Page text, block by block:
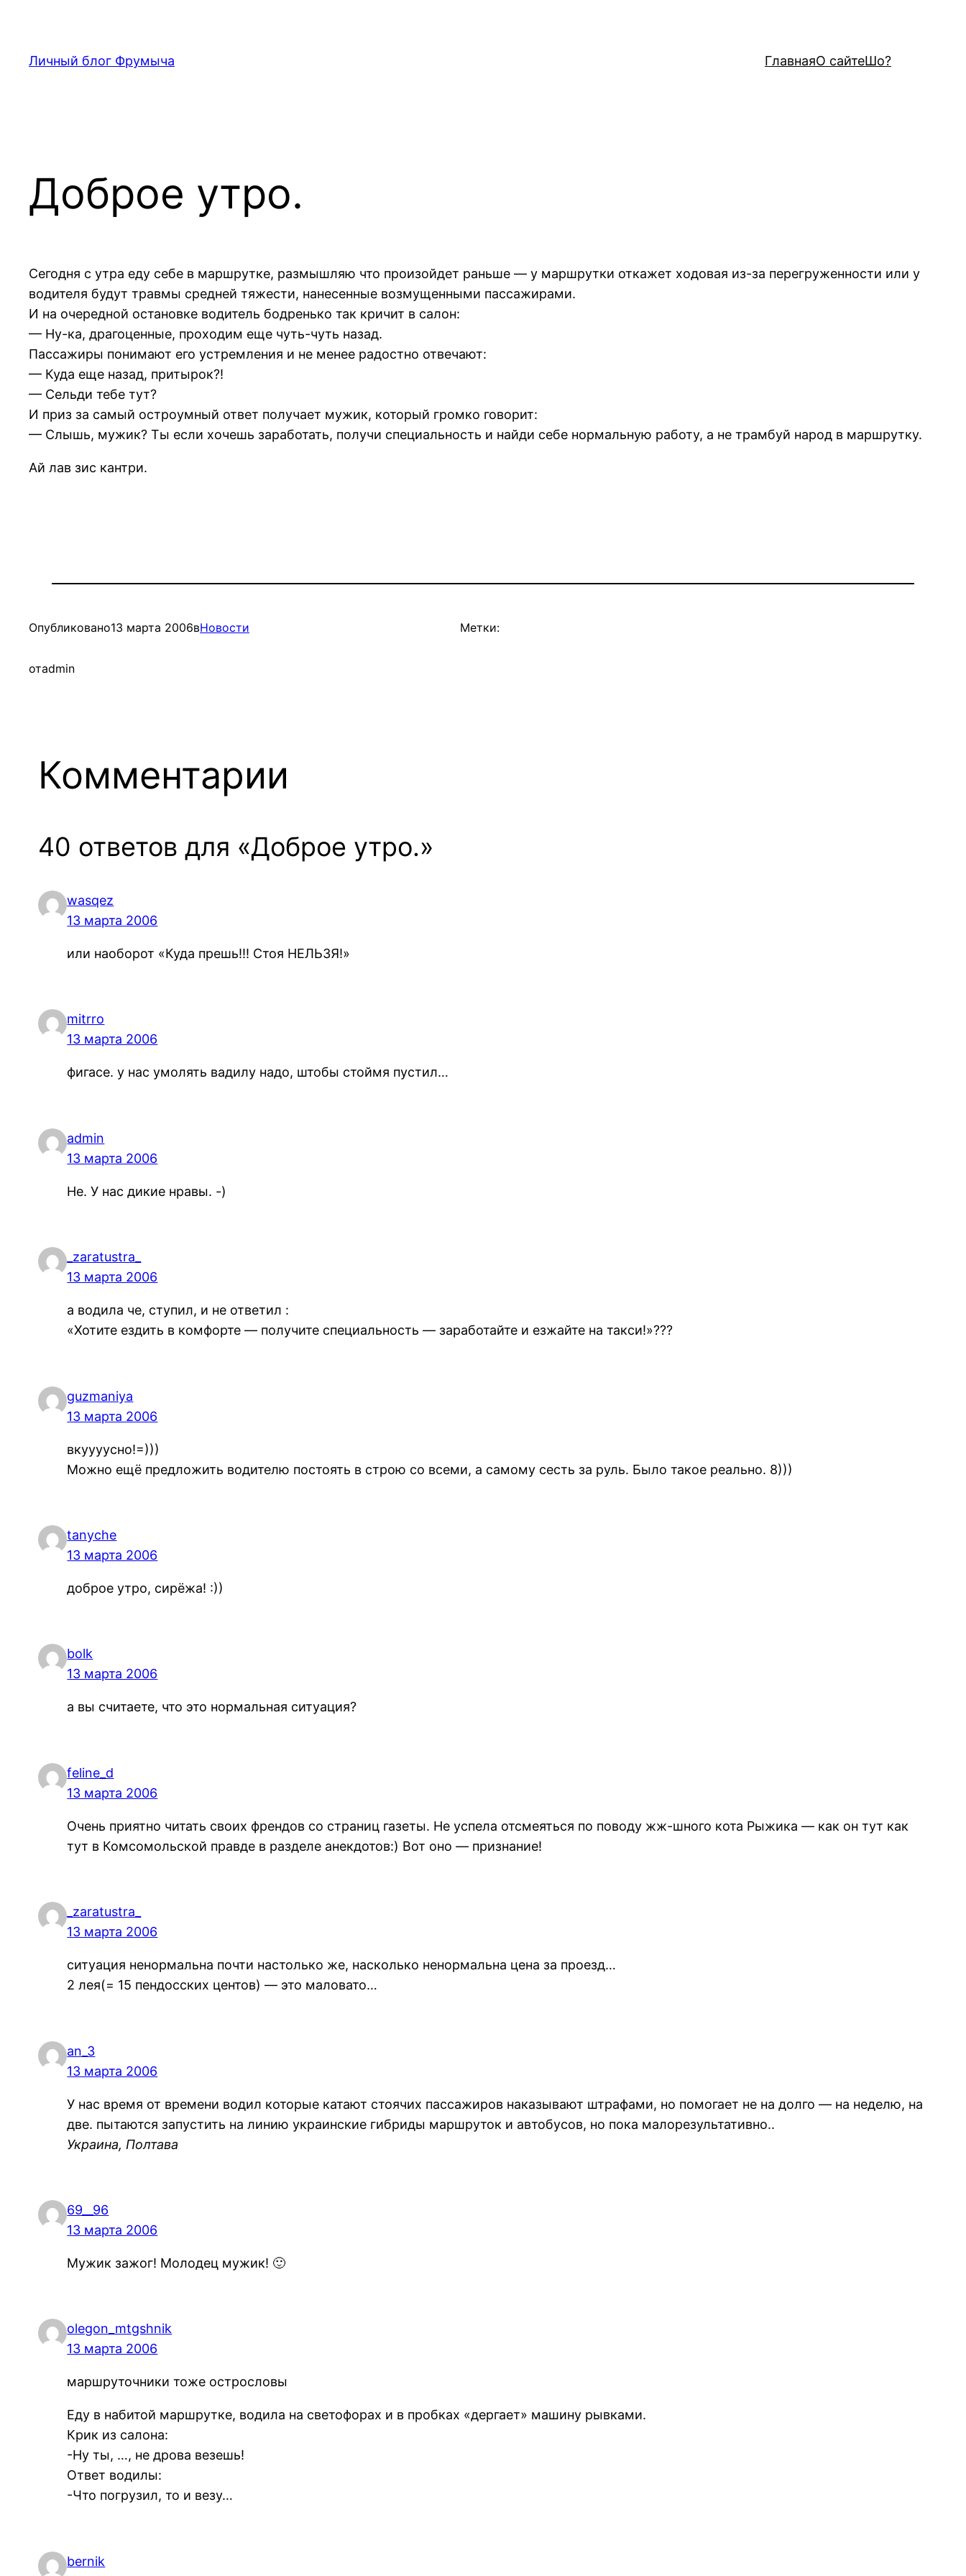
содержимому
Личный блог Фрумыча ГлавнаяО сайтеШо?
Доброе утро.
Сегодня с утра еду себе в маршрутке, размышляю что произойдет раньше — у маршрутки откажет ходовая из-за перегруженности или у
водителя будут травмы средней тяжести, нанесенные возмущенными пассажирами.
И на очередной остановке водитель бодренько так кричит в салон:
— Ну-ка, драгоценные, проходим еще чуть-чуть назад.
Пассажиры понимают его устремления и не менее радостно отвечают:
— Куда еще назад, притырок?!
— Сельди тебе тут?
И приз за самый остроумный ответ получает мужик, который громко говорит:
— Слышь, мужик? Ты если хочешь заработать, получи специальность и найди себе нормальную работу, а не трамбуй народ в маршрутку.
Ай лав зис кантри.
Опубликовано13 марта 2006вНовости
отadmin
Метки:
Комментарии
40 ответов для «Доброе утро.»
wasqez
13 марта 2006
или наоборот «Куда прешь!!! Стоя НЕЛЬЗЯ!»
mitrro
13 марта 2006
фигасе. у нас умолять вадилу надо, штобы стоймя пустил…
admin
13 марта 2006
Не. У нас дикие нравы. -)
_zaratustra_
13 марта 2006
а водила че, ступил, и не ответил :
«Хотите ездить в комфорте — получите специальность — заработайте и езжайте на такси!»???
guzmaniya
13 марта 2006
вкуууусно!=)))
Можно ещё предложить водителю постоять в строю со всеми, а самому сесть за руль. Было такое реально. 8)))
tanyche
13 марта 2006
доброе утро, сирёжа! :))
bolk
13 марта 2006
а вы считаете, что это нормальная ситуация?
feline_d
13 марта 2006
Очень приятно читать своих френдов со страниц газеты. Не успела отсмеяться по поводу жж-шного кота Рыжика — как он тут как
тут в Комсомольской правде в разделе анекдотов:) Вот оно — признание!
_zaratustra_
13 марта 2006
ситуация ненормальна почти настолько же, насколько ненормальна цена за проезд…
2 лея(= 15 пендосских центов) — это маловато…
an_3
13 марта 2006
У нас время от времени водил которые катают стоячих пассажиров наказывают штрафами, но помогает не на долго — на неделю, на
две. пытаются запустить на линию украинские гибриды маршруток и автобусов, но пока малорезультативно..
Украина, Полтава
69__96
13 марта 2006
Мужик зажог! Молодец мужик! 🙂
olegon_mtgshnik
13 марта 2006
маршруточники тоже острословы
Еду в набитой маршрутке, водила на светофорах и в пробках «дергает» машину рывками.
Крик из салона:
-Ну ты, …, не дрова везешь!
Ответ водилы:
-Что погрузил, то и везу…
bernik